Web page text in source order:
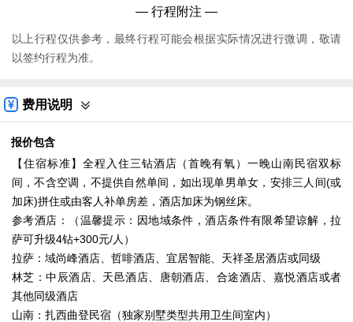
— 行程附注 —
以上行程仅供参考，最终行程可能会根据实际情况进行微调，敬请
以签约行程为准。
费用说明
报价包含
【住宿标准】全程入住三钻酒店（首晚有氧）一晚山南民宿双标
间，不含空调，不提供自然单间，如出现单男单女，安排三人间(或
加床)拼住或由客人补单房差，酒店加床为钢丝床。
参考酒店：（温馨提示：因地域条件，酒店条件有限希望谅解，拉
萨可升级4钻+300元/人）
拉萨：域尚峰酒店、哲啡酒店、宜居智能、天祥圣居酒店或同级
林芝：中辰酒店、天邑酒店、唐朝酒店、合途酒店、嘉悦酒店或者
其他同级酒店
山南：扎西曲登民宿（独家别墅类型共用卫生间室内）